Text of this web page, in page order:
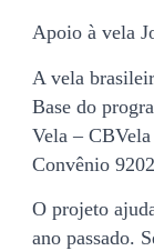
Apoio à vela
A vela
Base do
Vela –
Convênio
O projeto
ano passado.